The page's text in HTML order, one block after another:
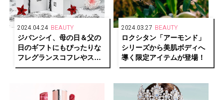
2024.04.24 BEAUTY
ジバンシイ、母の日＆父の
日のギフトにもぴったりな
フレグランスコフレやスキ
ンケアセットが限定登場
2024.03.27 BEAUTY
ロクシタン「アーモンド」
シリーズから美肌ボディへ
導く限定アイテムが登場！